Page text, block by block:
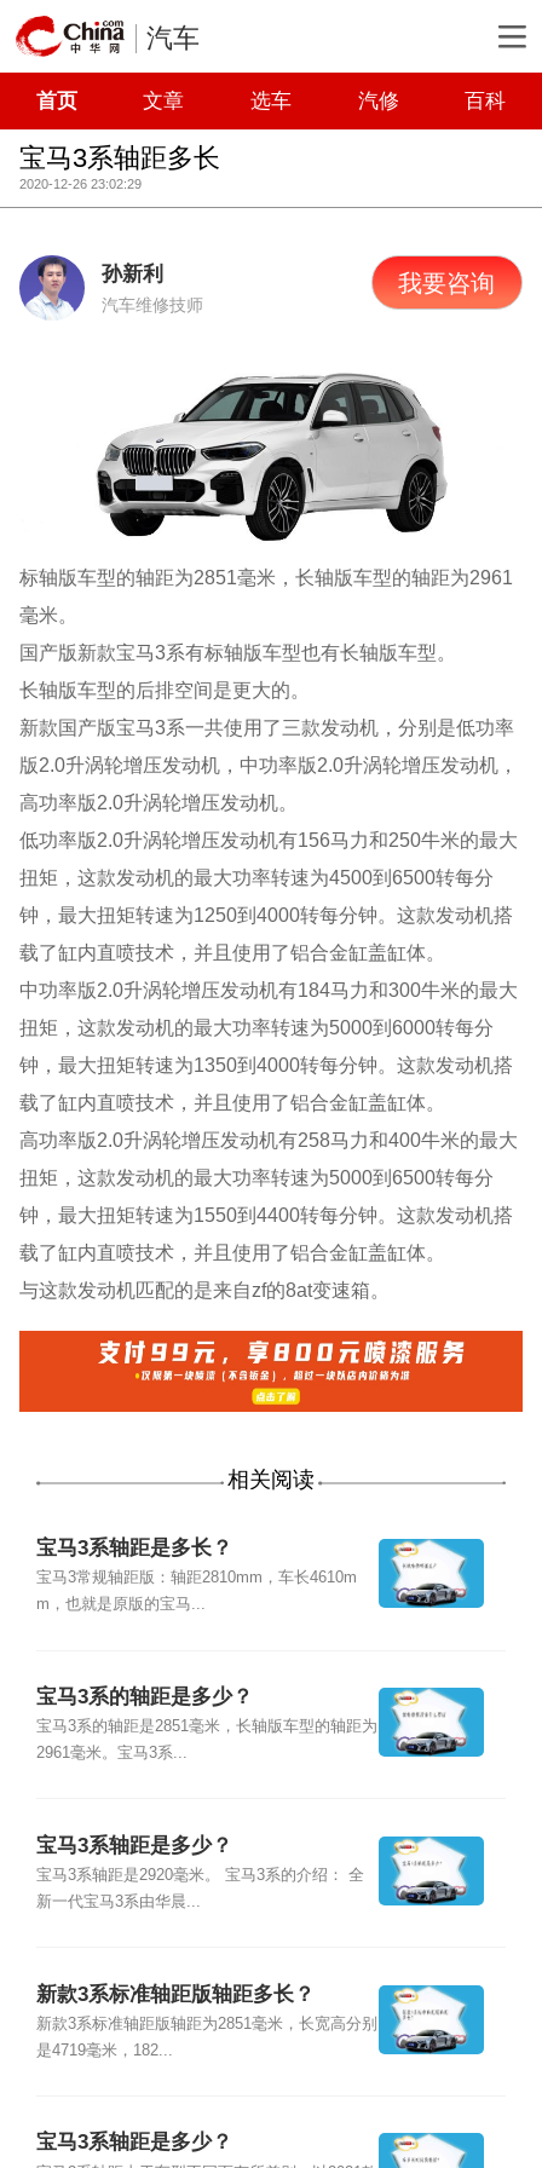
汽车
首页 文章 选车 汽修 百科
宝马3系轴距多长
2020-12-26 23:02:29
孙新利
汽车维修技师
我要咨询
标轴版车型的轴距为2851毫米，长轴版车型的轴距为2961
毫米。
国产版新款宝马3系有标轴版车型也有长轴版车型。
长轴版车型的后排空间是更大的。
新款国产版宝马3系一共使用了三款发动机，分别是低功率
版2.0升涡轮增压发动机，中功率版2.0升涡轮增压发动机，
高功率版2.0升涡轮增压发动机。
低功率版2.0升涡轮增压发动机有156马力和250牛米的最大
扭矩，这款发动机的最大功率转速为4500到6500转每分
钟，最大扭矩转速为1250到4000转每分钟。这款发动机搭
载了缸内直喷技术，并且使用了铝合金缸盖缸体。
中功率版2.0升涡轮增压发动机有184马力和300牛米的最大
扭矩，这款发动机的最大功率转速为5000到6000转每分
钟，最大扭矩转速为1350到4000转每分钟。这款发动机搭
载了缸内直喷技术，并且使用了铝合金缸盖缸体。
高功率版2.0升涡轮增压发动机有258马力和400牛米的最大
扭矩，这款发动机的最大功率转速为5000到6500转每分
钟，最大扭矩转速为1550到4400转每分钟。这款发动机搭
载了缸内直喷技术，并且使用了铝合金缸盖缸体。
与这款发动机匹配的是来自zf的8at变速箱。
相关阅读
宝马3系轴距是多长？
宝马3常规轴距版：轴距2810mm，车长4610m
m，也就是原版的宝马...
宝马3系的轴距是多少？
宝马3系的轴距是2851毫米，长轴版车型的轴距为
2961毫米。宝马3系...
宝马3系轴距是多少？
宝马3系轴距是2920毫米。 宝马3系的介绍： 全
新一代宝马3系由华晨...
新款3系标准轴距版轴距多长？
新款3系标准轴距版轴距为2851毫米，长宽高分别
是4719毫米，182...
宝马3系轴距是多少？